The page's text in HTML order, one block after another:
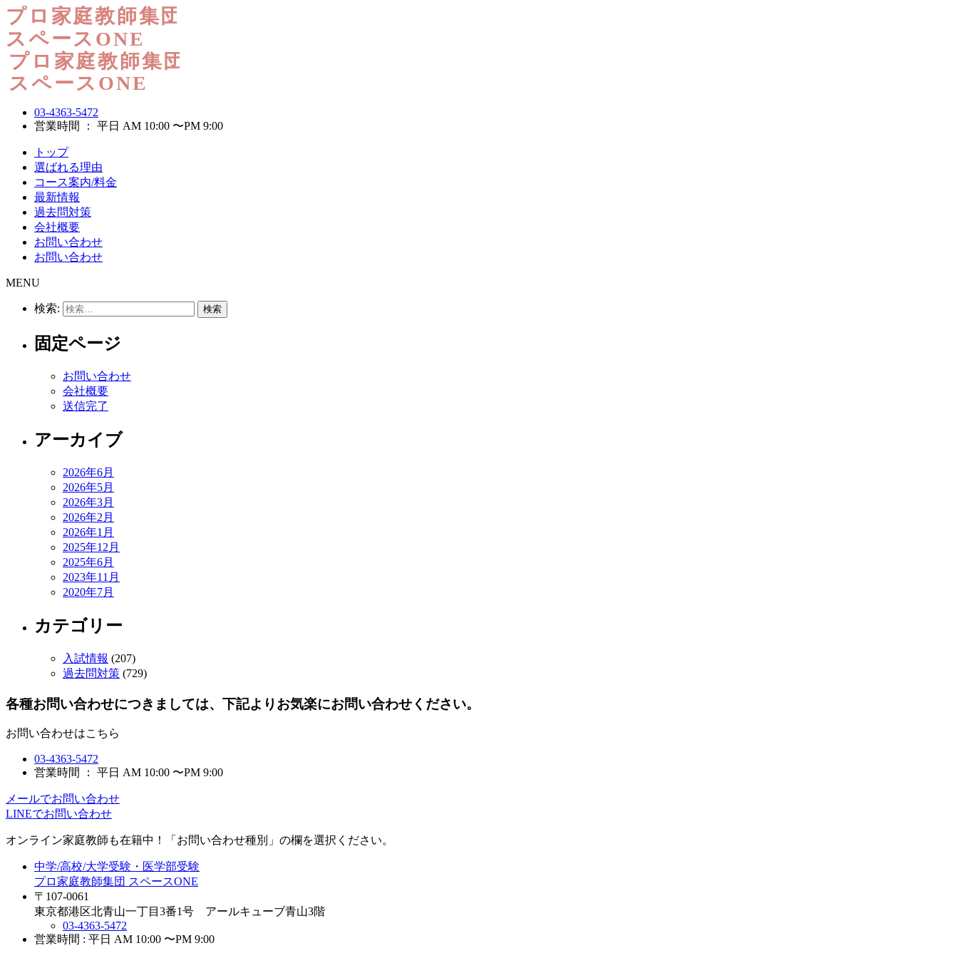
03-4363-5472
営業時間 ： 平日 AM 10:00 〜PM 9:00
トップ
選ばれる理由
コース案内/料金
最新情報
過去問対策
会社概要
お問い合わせ
お問い合わせ
MENU
検索:
固定ページ
お問い合わせ
会社概要
送信完了
アーカイブ
2026年6月
2026年5月
2026年3月
2026年2月
2026年1月
2025年12月
2025年6月
2023年11月
2020年7月
カテゴリー
入試情報 (207)
過去問対策 (729)
各種お問い合わせにつきましては、下記よりお気楽にお問い合わせください。
お問い合わせはこちら
03-4363-5472
営業時間 ： 平日 AM 10:00 〜PM 9:00
メールでお問い合わせ
LINEでお問い合わせ
オンライン家庭教師 も在籍中！「お問い合わせ種別」の欄を選択ください。
中学/高校/大学受験・医学部受験
プロ家庭教師集団 スペースONE
〒107-0061
東京都港区北青山一丁目3番1号 アールキューブ青山3階
03-4363-5472
営業時間 : 平日 AM 10:00 〜PM 9:00